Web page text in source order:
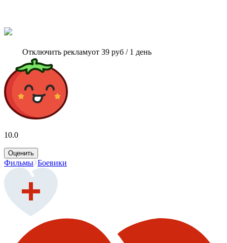
Отключить рекламуот 39 руб / 1 день
10.0
Оценить
Фильмы Боевики